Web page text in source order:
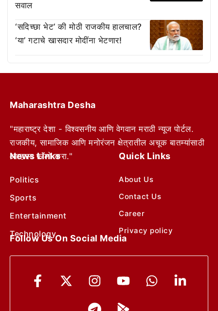
सवाल
‘सदिच्छा भेट’ की मोठी राजकीय हालचाल?
‘या’ गटाचे खासदार मोदींना भेटणार!
Maharashtra Desha
"महाराष्ट्र देशा - विश्वसनीय आणि वेगवान मराठी न्यूज पोर्टल.
राजकीय, सामाजिक आणि मनोरंजन क्षेत्रातील अचूक बातम्यांसाठी
आम्हाला फॉलो करा."
News Links
Politics
Sports
Entertainment
Technology
Quick Links
About Us
Contact Us
Career
Privacy policy
Follow Us On Social Media